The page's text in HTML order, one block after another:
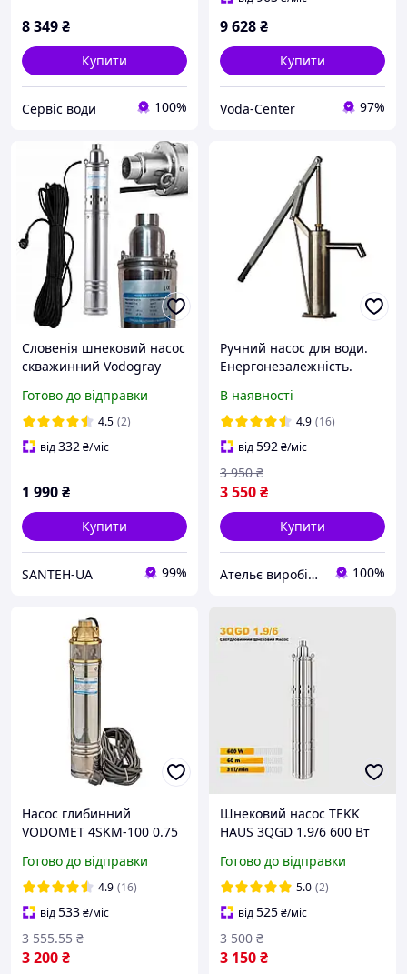
8 349₴
Купити
Сервіс води 100%
9 628₴
Купити
Voda-Center 97%
Словенія шнековий насос
скважинний Vodogray
Готово до відправки
4.5 (2)
від332₴/міс
1 990₴
Купити
SANTEH-UA 99%
Ручний насос для води.
Енергонезалежність.
В наявності
4.9 (16)
від592₴/міс
3 550₴
3 950 ₴
Купити
Ательє виробів з нержавіючої сталі 100%
Насос глибинний
VODOMET 4SKM-100 0.75
водяний вихровий насос
для свердловин
Готово до відправки
4.9 (16)
від533₴/міс
3 200₴
3 555.55 ₴
Шнековий насос TEKK
HAUS 3QGD 1.9/6 600 Вт
насос для вузької
свердловини 75 мм
Готово до відправки
5.0 (2)
від525₴/міс
3 150₴
3 500 ₴